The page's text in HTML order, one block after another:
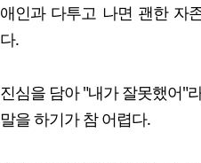
애인과 다투고 나면 괜한 자
다.
진심을 담아 "내가 잘못했어"
말을 하기가 참 어렵다.